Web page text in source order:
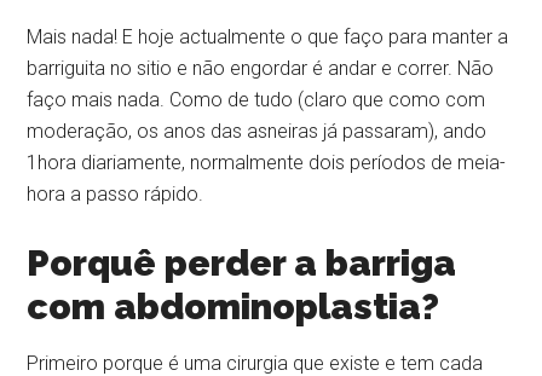
Mais nada! E hoje actualmente o que faço para manter a
barriguita no sitio e não engordar é andar e correr. Não
faço mais nada. Como de tudo (claro que como com
moderação, os anos das asneiras já passaram), ando
1hora diariamente, normalmente dois períodos de meia-
hora a passo rápido.
Porquê perder a barriga
com abdominoplastia?
Primeiro porque é uma cirurgia que existe e tem cada